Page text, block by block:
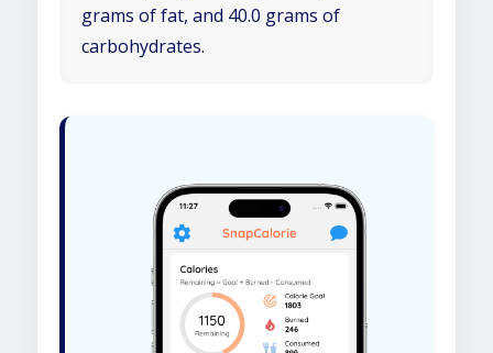
grams of fat, and 40.0 grams of
carbohydrates.